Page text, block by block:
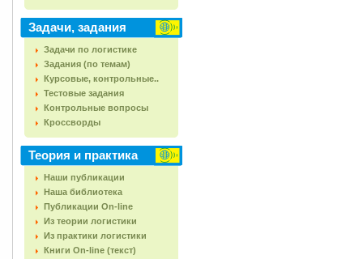
Задачи, задания
Задачи по логистике
Задания (по темам)
Курсовые, контрольные..
Тестовые задания
Контрольные вопросы
Кроссворды
Теория и практика
Наши публикации
Наша библиотека
Публикации On-line
Из теории логистики
Из практики логистики
Книги On-line (текст)